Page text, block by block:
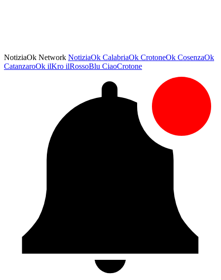
NotiziaOk Network NotiziaOk CalabriaOk CrotoneOk CosenzaOk
CatanzaroOk ilKro ilRossoBlu CiaoCrotone